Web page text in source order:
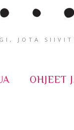
JOTA
OHJEET